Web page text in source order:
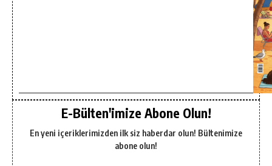
E-Bülten'imize Abone Olun!
En yeni içeriklerimizden ilk siz haberdar olun! Bültenimize
abone olun!